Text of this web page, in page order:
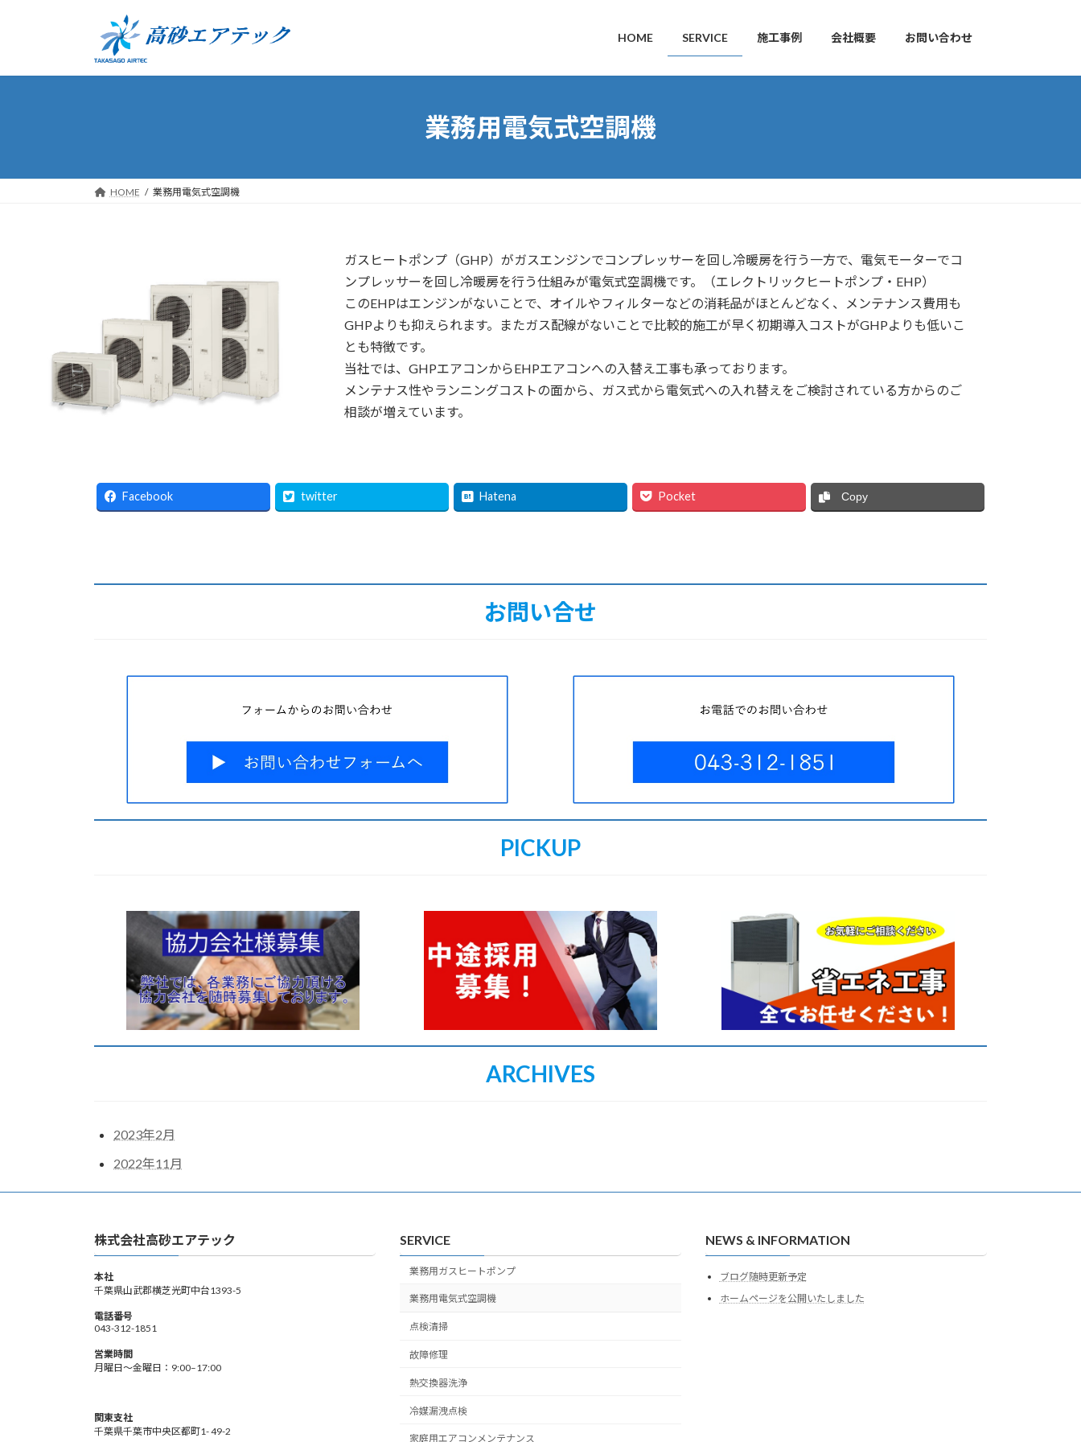
プ
動
HOME SERVICE 施工事例 会社概要 お問い合わせ
業務用電気式空調機
HOME 業務用電気式空調機
ガスヒートポンプ（GHP）がガスエンジンでコンプレッサーを回し冷暖房を行う一方で、電気モーターでコ
ンプレッサーを回し冷暖房を行う仕組みが電気式空調機です。（エレクトリックヒートポンプ・EHP）
このEHPはエンジンがないことで、オイルやフィルターなどの消耗品がほとんどなく、メンテナンス費用も
GHPよりも抑えられます。またガス配線がないことで比較的施工が早く初期導入コストがGHPよりも低いこ
とも特徴です。
当社では、GHPエアコンからEHPエアコンへの入替え工事も承っております。
メンテナス性やランニングコストの面から、ガス式から電気式への入れ替えをご検討されている方からのご
相談が増えています。
Facebook twitter Hatena Pocket Copy
お問い合せ
PICKUP
ARCHIVES
2023年2月
2022年11月
株式会社高砂エアテック
本社
千葉県山武郡横芝光町中台1393-5
電話番号
043-312-1851
営業時間
月曜日〜金曜日：9:00–17:00
関東支社
千葉県千葉市中央区都町1- 49-2
SERVICE
業務用ガスヒートポンプ
業務用電気式空調機
点検清掃
故障修理
熱交換器洗浄
冷媒漏洩点検
家庭用エアコンメンテナンス
NEWS & INFORMATION
ブログ随時更新予定
ホームページを公開いたしました